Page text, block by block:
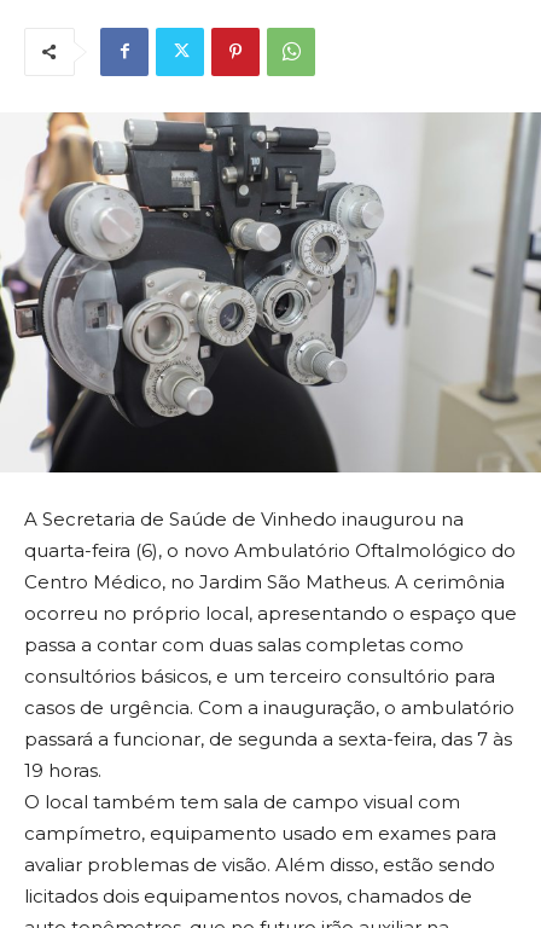
A Secretaria de Saúde de Vinhedo inaugurou na
quarta-feira (6), o novo Ambulatório Oftalmológico do
Centro Médico, no Jardim São Matheus. A cerimônia
ocorreu no próprio local, apresentando o espaço que
passa a contar com duas salas completas como
consultórios básicos, e um terceiro consultório para
casos de urgência. Com a inauguração, o ambulatório
passará a funcionar, de segunda a sexta-feira, das 7 às
19 horas.
O local também tem sala de campo visual com
campímetro, equipamento usado em exames para
avaliar problemas de visão. Além disso, estão sendo
licitados dois equipamentos novos, chamados de